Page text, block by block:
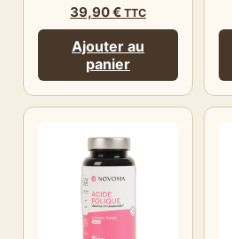
39,90€ TTC
Ajouter au
panier